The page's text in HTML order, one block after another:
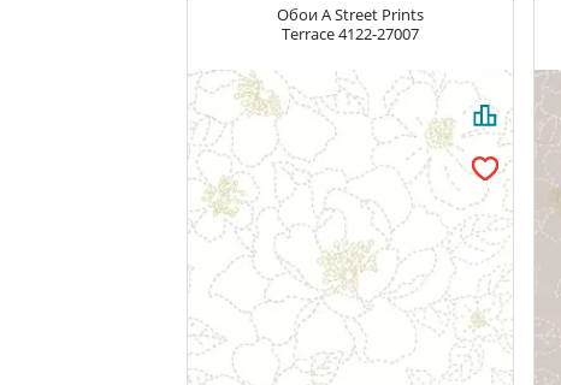
ОбоиA Street Prints
Terrace4122-27007